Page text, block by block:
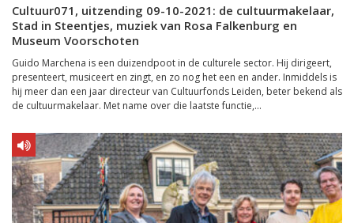
Cultuur071, uitzending 09-10-2021: de cultuurmakelaar,
Stad in Steentjes, muziek van Rosa Falkenburg en
Museum Voorschoten
Guido Marchena is een duizendpoot in de culturele sector. Hij dirigeert,
presenteert, musiceert en zingt, en zo nog het een en ander. Inmiddels is
hij meer dan een jaar directeur van Cultuurfonds Leiden, beter bekend als
de cultuurmakelaar. Met name over die laatste functie,...